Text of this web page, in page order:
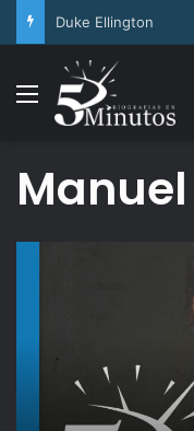
Arthur Ashe
Menu